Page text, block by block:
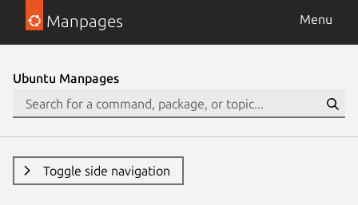
Manpages Menu
Ubuntu Manpages
Toggle side navigation